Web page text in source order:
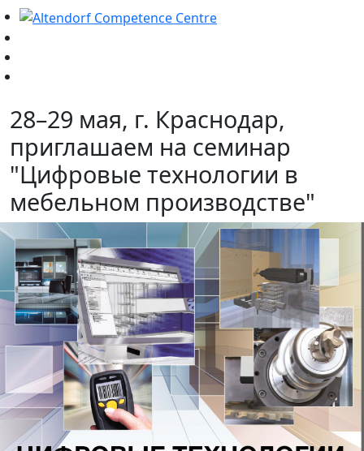
28–29 мая, г. Краснодар,
приглашаем на семинар
"Цифровые технологии в
мебельном производстве"